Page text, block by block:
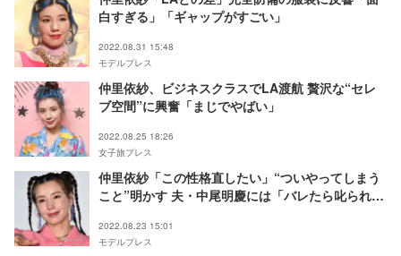
白すぎる」「ギャップがすごい」
2022.08.31 15:48
モデルプレス
仲里依紗、ビジネスクラスでLA渡航 贅沢な“セレ
ブ空間”に興奮「まじでやばい」
2022.08.25 18:26
女子旅プレス
仲里依紗「この性格直したい」“ついやってしまう
こと”明かす 夫・中尾明慶には「バレたら叱られ
2022.08.23 15:01
モデルプレス